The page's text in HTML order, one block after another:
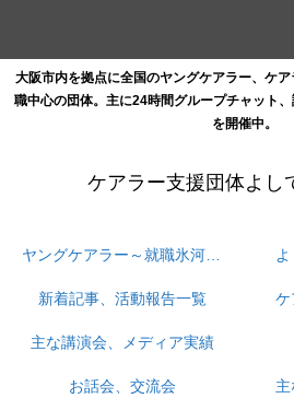
大阪市内を拠点に全国のヤングケアラー、ケ
職中心の団体。主に24時間グループチャット
を開催中。
ケアラー支援団体よし
ヤングケアラー～就職氷河期ケアラーの孤立と情報格差と支援の狭間をなくす
新着記事、活動報告一覧 ケ
主な講演会、メディア実績
お話会、交流会